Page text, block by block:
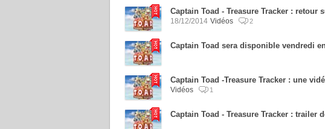
Captain Toad - Treasure Tracker : retour
18/12/2014 Vidéos 2
Captain Toad sera disponible vendredi
Captain Toad -Treasure Tracker : une
Vidéos
1
Captain Toad - Treasure Tracker : trailer